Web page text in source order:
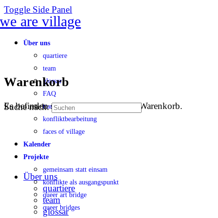
Toggle Side Panel
Über uns
quartiere
team
glossar
FAQ
transparenz
konfliktbearbeitung
faces of village
Kalender
Projekte
gemeinsam statt einsam
konflikte als ausgangspunkt
queer art bridge
queer bridges
Warenkorb
Es befinden sich keine Produkte im Warenkorb.
Suche nach:
Über uns
quartiere
team
glossar